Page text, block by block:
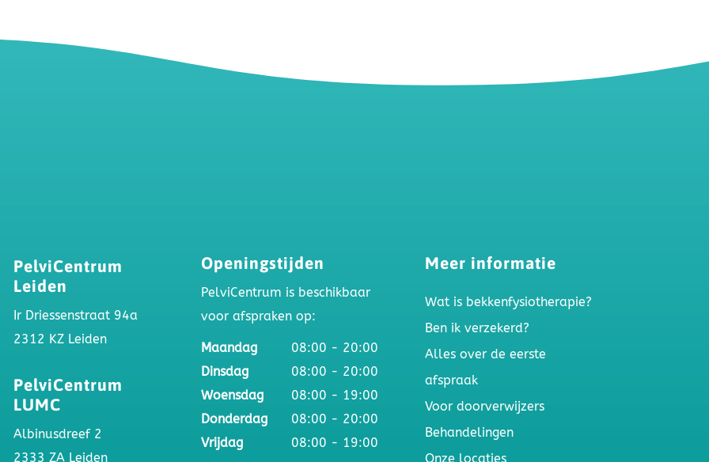
PelviCentrum
Leiden
Ir Driessenstraat 94a
2312 KZ Leiden
PelviCentrum
LUMC
Albinusdreef 2
2333 ZA Leiden
Openingstijden
PelviCentrum is beschikbaar
voor afspraken op:
Maandag
08:00 - 20:00
Dinsdag
08:00 - 20:00
Woensdag
08:00 - 19:00
Donderdag
08:00 - 20:00
Vrijdag
08:00 - 19:00
Meer informatie
Wat is bekkenfysiotherapie?
Ben ik verzekerd?
Alles over de eerste
afspraak
Voor doorverwijzers
Behandelingen
Onze locaties